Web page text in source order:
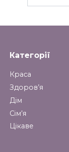
Категорії
Краса
Здоров’я
Дім
Сім’я
Цікаве